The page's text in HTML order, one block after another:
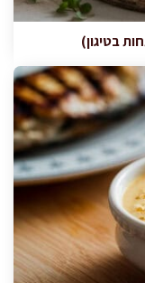
בטיגון)